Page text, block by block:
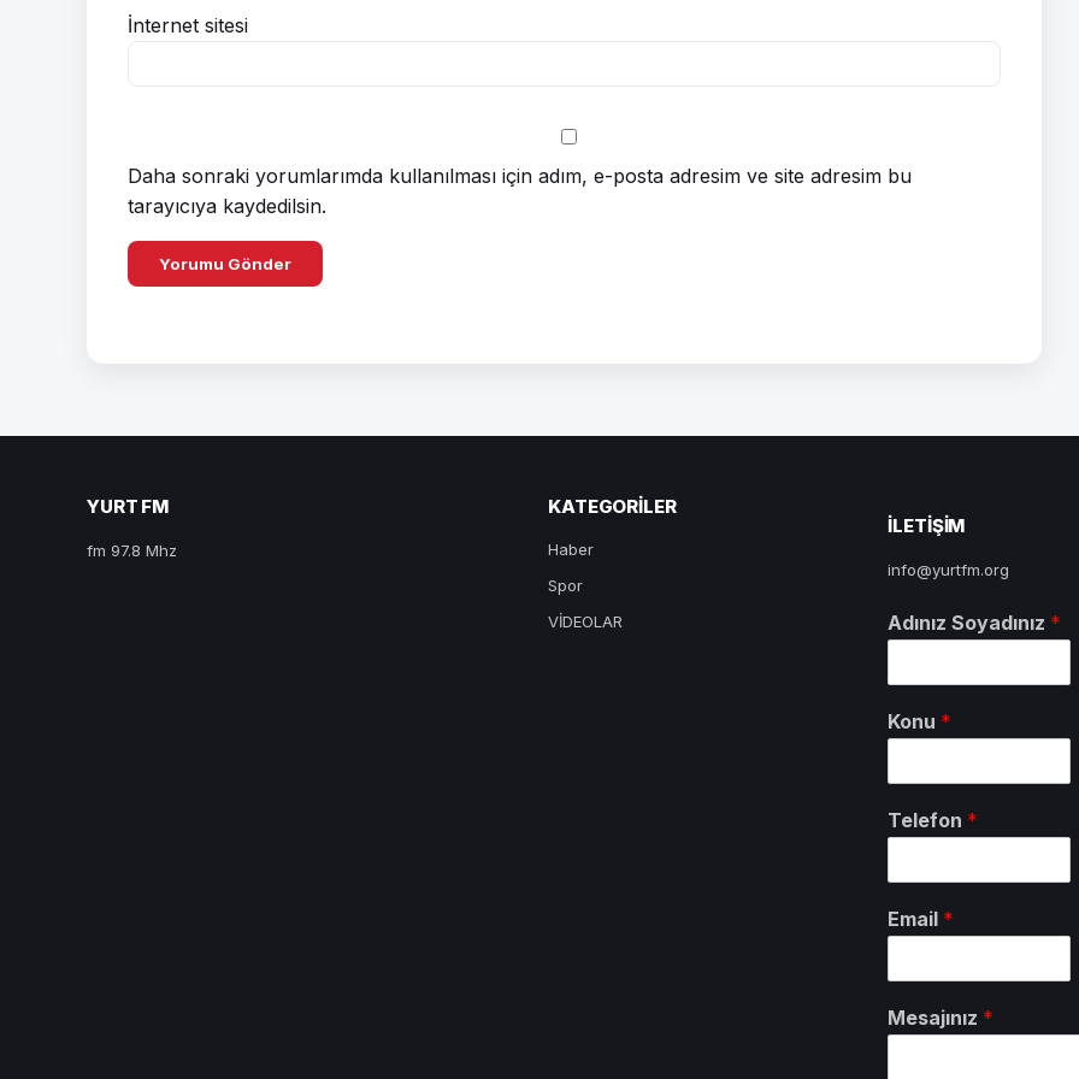
İnternet sitesi
Daha sonraki yorumlarımda kullanılması için adım, e-posta adresim ve site adresim bu
tarayıcıya kaydedilsin.
YURT FM
fm 97.8 Mhz
KATEGORILER
Haber
Spor
VİDEOLAR
ILETIŞIM
info@yurtfm.org
Adınız Soyadınız *
Konu *
Telefon *
Email *
Mesajınız *